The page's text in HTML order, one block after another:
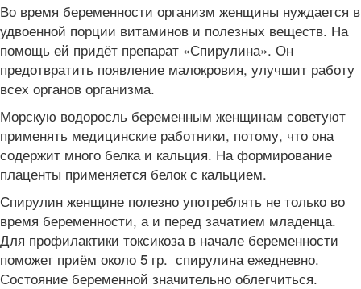
Во время беременности организм женщины нуждается в
удвоенной порции витаминов и полезных веществ. На
помощь ей придёт препарат «Спирулина». Он
предотвратить появление малокровия, улучшит работу
всех органов организма.
Морскую водоросль беременным женщинам советуют
применять медицинские работники, потому, что она
содержит много белка и кальция. На формирование
плаценты применяется белок с кальцием.
Спирулин женщине полезно употреблять не только во
время беременности, а и перед зачатием младенца.
Для профилактики токсикоза в начале беременности
поможет приём около 5 гр. спирулина ежедневно.
Состояние беременной значительно облегчиться.